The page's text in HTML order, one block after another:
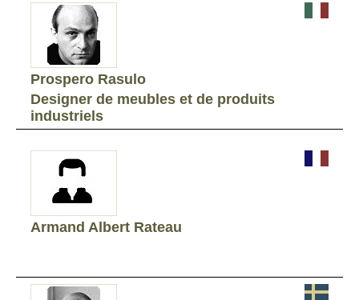
Prospero Rasulo
Designer de meubles et de produits
industriels
Armand Albert Rateau